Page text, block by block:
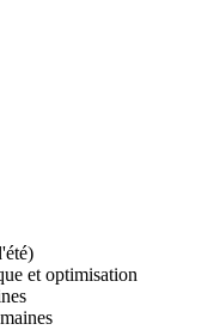
et optimisation